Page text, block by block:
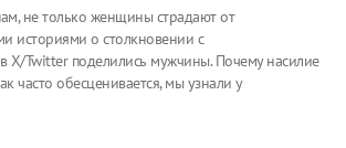
не только женщины страдают от
историями о столкновении с
X/Twitter поделились мужчины. Почему насилие
часто обесценивается, мы узнали у